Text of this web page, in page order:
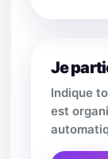
Je
Indique
est